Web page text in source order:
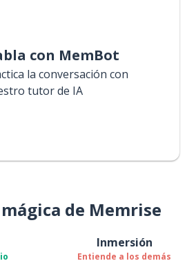
con MemBot
la conversación con
tutor de IA
de Memrise
Inmersión
Entiende a los demás